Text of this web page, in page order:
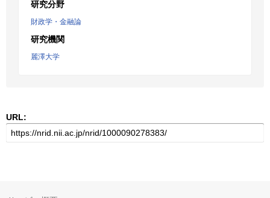
研究分野
財政学・金融論
研究機関
麗澤大学
URL: